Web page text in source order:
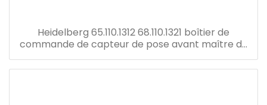
Heidelberg 65.110.1312 68.110.1321 boîtier de
commande de capteur de pose avant maître de